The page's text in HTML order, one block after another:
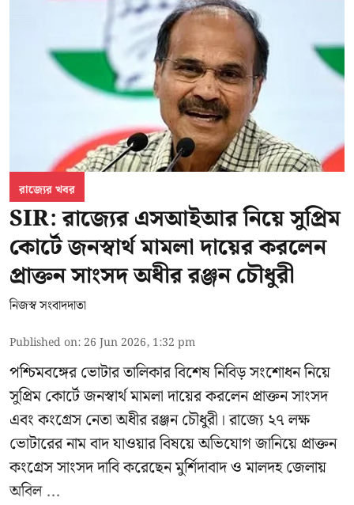
রাজ্যের খবর
SIR: রাজ্যের এসআইআর নিয়ে সুপ্রিম
কোর্টে জনস্বার্থ মামলা দায়ের করলেন
প্রাক্তন সাংসদ অধীর রঞ্জন চৌধুরী
নিজস্ব সংবাদদাতা
Published on: 26 Jun 2026, 1:32 pm
পশ্চিমবঙ্গেরভোটার তালিকার বিশেষ নিবিড় সংশোধননিয়ে
সুপ্রিম কোর্টে জনস্বার্থ মামলা দায়ের করলেন প্রাক্তন সাংসদ
এবংকংগ্রেস নেতা অধীর রঞ্জন চৌধুরী । রাজ্যে ২৭ লক্ষ
ভোটারের নাম বাদ যাওয়ার বিষয়ে অভিযোগ জানিয়ে প্রাক্তন
কংগ্রেস সাংসদ দাবি করেছেন মুর্শিদাবাদ ও মালদহ জেলায়
অবিল ...